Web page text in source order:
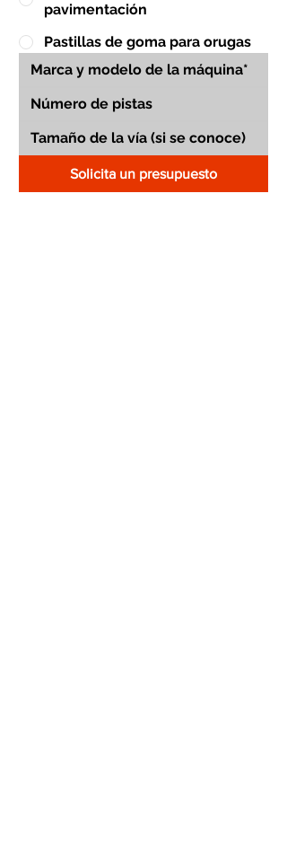
pavimentación
Pastillas de goma para orugas
Solicita un presupuesto